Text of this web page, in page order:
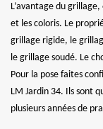
L’avantage du
et les coloris. Le
grillage rigide, le
le grillage soudé. Le
Pour la pose faites
LM Jardin 34. Ils sont
plusieurs années de